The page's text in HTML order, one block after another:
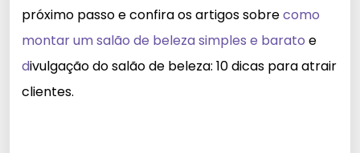
próximo passo econfira os artigos sobrecomo
montar um salão de beleza simples e barato e
divulgação do salão de beleza: 10 dicas para atrair
clientes.